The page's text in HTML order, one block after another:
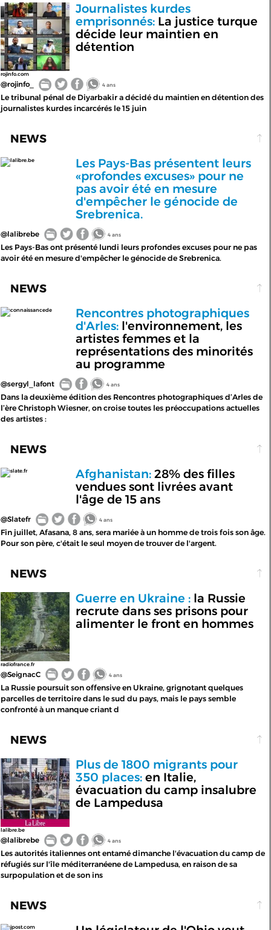
rojinfo.com
Journalistes kurdes
emprisonnés:La justice turque
décide leur maintien en
détention
@rojinfo_ 4 ans
Le tribunal pénal de Diyarbakir a décidé du maintien en détention des
journalistes kurdes incarcérés le 15 juin
NEWS
lalibre.be
Les Pays-Bas présentent leurs
«profondes excuses» pour ne
pas avoir été en mesure
d'empêcher le génocide de
Srebrenica.
@lalibrebe 4 ans
Les Pays-Bas ont présenté lundi leurs profondes excuses pour ne pas
avoir été en mesure d'empêcher le génocide de Srebrenica.
NEWS
connaissancede
Rencontres photographiques
d'Arles:l'environnement, les
artistes femmes et la
représentations des minorités
au programme
@sergyl_lafont 4 ans
Dans la deuxième édition des Rencontres photographiques d’Arles de
l’ère Christoph Wiesner, on croise toutes les préoccupations actuelles
des artistes :
NEWS
slate.fr Afghanistan:28% des filles
vendues sont livrées avant
l'âge de 15 ans
@Slatefr 4 ans
Fin juillet, Afasana, 8 ans, sera mariée à un homme de trois fois son âge.
Pour son père, c'était le seul moyen de trouver de l'argent.
NEWS
radiofrance.fr
Guerre en Ukraine :la Russie
recrute dans ses prisons pour
alimenter le front en hommes
@SeignacC 4 ans
La Russie poursuit son offensive en Ukraine, grignotant quelques
parcelles de territoire dans le sud du pays, mais le pays semble
confronté à un manque criant d
NEWS
lalibre.be
Plus de 1800 migrants pour
350 places:en Italie,
évacuation du camp insalubre
de Lampedusa
@lalibrebe 4 ans
Les autorités italiennes ont entamé dimanche l'évacuation du camp de
réfugiés sur l'île méditerranéene de Lampedusa, en raison de sa
surpopulation et de son ins
NEWS
jpost.com